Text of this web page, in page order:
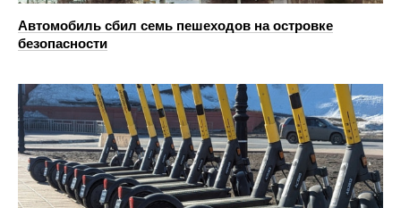
Автомобиль сбил семь пешеходов на островке
безопасности